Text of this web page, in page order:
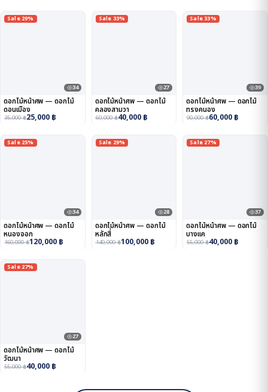
Sale 29%
34
ดอกไม้หน้าศพ — ดอกไม้
ดอนเมือง
35,000฿25,000 ฿
Sale 33%
27
ดอกไม้หน้าศพ — ดอกไม้
คลองสามวา
60,000฿40,000 ฿
Sale 33%
39
ดอกไม้หน้าศพ — ดอกไม้
ทรงคนอง
90,000฿60,000 ฿
Sale 25%
34
ดอกไม้หน้าศพ — ดอกไม้
หนองจอก
160,000฿120,000 ฿
Sale 29%
28
ดอกไม้หน้าศพ — ดอกไม้
หลักสี่
140,000฿100,000 ฿
Sale 27%
37
ดอกไม้หน้าศพ — ดอกไม้
บางแค
55,000฿40,000 ฿
Sale 27%
27
ดอกไม้หน้าศพ — ดอกไม้
วัฒนา
55,000฿40,000 ฿